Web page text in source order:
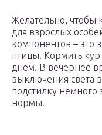
Желательно, чтобы
для взрослых
компонентов – это
птицы. Кормить кур
днем. В вечернее
выключения света
подстилку немного
нормы.